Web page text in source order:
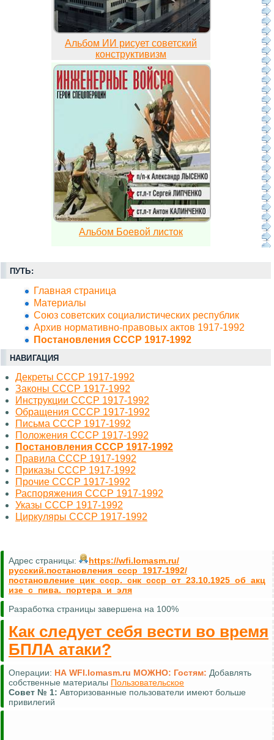
Альбом ИИ рисует советский
конструктивизм
Альбом Боевой листок
ПУТЬ:
Главная страница
Материалы
Союз советских социалистических республик
Архив нормативно-правовых актов 1917-1992
Постановления СССР 1917-1992
НАВИГАЦИЯ
Декреты СССР 1917-1992
Законы СССР 1917-1992
Инструкции СССР 1917-1992
Обращения СССР 1917-1992
Письма СССР 1917-1992
Положения СССР 1917-1992
Постановления СССР 1917-1992
Правила СССР 1917-1992
Приказы СССР 1917-1992
Прочие СССР 1917-1992
Распоряжения СССР 1917-1992
Указы СССР 1917-1992
Циркуляры СССР 1917-1992
Адрес страницы:
https://wfi.lomasm.ru/
русский.постановления_ссср_1917-1992/
постановление_цик_ссср._снк_ссср_от_23.10.1925_об_акц
изе_с_пива._портера_и_эля
Разработка страницы завершена на 100%
Как следует себя вести во время
БПЛА атаки?
Операции: НА WFI.lomasm.ru МОЖНО: Гостям: Добавлять
собственные материалы Пользовательское
Совет № 1: Авторизованные пользователи имеют больше
привилегий